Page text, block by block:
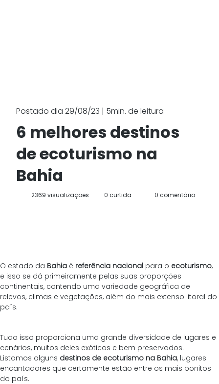
Postado dia 29/08/23 | 5min. de leitura
6 melhores destinos
de ecoturismo na
Bahia
0 comentário
0 curtida
2369 visualizações
O estado da Bahia é referência nacional para o ecoturismo,
e isso se dá primeiramente pelas suas proporções
continentais, contendo uma variedade geográfica de
relevos, climas e vegetações, além do mais extenso litoral do
país.
Tudo isso proporciona uma grande diversidade de lugares e
cenários, muitos deles exóticos e bem preservados.
Listamos alguns destinos de ecoturismo na Bahia, lugares
encantadores que certamente estão entre os mais bonitos
do país.